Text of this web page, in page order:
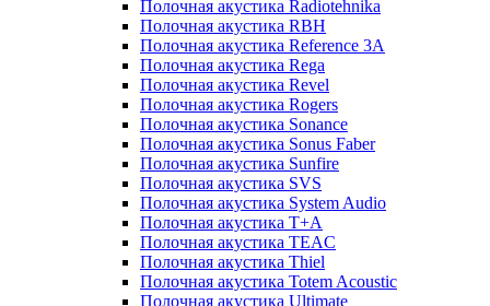
Полочная акустика Radiotehnika
Полочная акустика RBH
Полочная акустика Reference 3A
Полочная акустика Rega
Полочная акустика Revel
Полочная акустика Rogers
Полочная акустика Sonance
Полочная акустика Sonus Faber
Полочная акустика Sunfire
Полочная акустика SVS
Полочная акустика System Audio
Полочная акустика T+A
Полочная акустика TEAC
Полочная акустика Thiel
Полочная акустика Totem Acoustic
Полочная акустика Ultimate